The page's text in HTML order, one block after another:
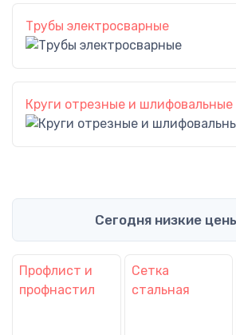
Трубы электросварные
Круги отрезные и шлифовальные
Сегодня низкие
Профлист и
профнастил
Сетка
стальная